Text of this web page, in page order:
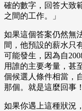
確的數字，回答大致
之間的工作。」
如果這個答案仍然無
間，他預設的薪水只
可能發生，因為自
用誰的主要考量，甚
個候選人條件相當，
那個。就是這麼回事！
如果你遇上這種狀況